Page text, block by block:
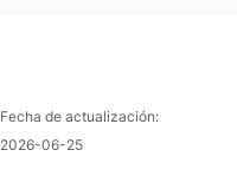
Fecha de actualización:
2026-06-25